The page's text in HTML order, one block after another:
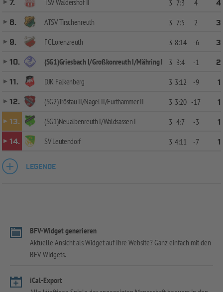
7.
3 7:3 4
4
8.
ATSV Tirschenreuth 3 7:5 2
3
9.
FC Lorenzreuth 3 8:14 -6
3
10.
(SG1)Griesbach I/Großkonreuth I/Mähring I 3 3:4 -1
2
11.
DJK Falkenberg 3 3:12 -9
1
12.
(SG2)Tröstau II/Nagel II/Furthammer II 3 3:20 -17
1
13.
(SG1)Neualbenreuth I/Waldsassen I 3 4:7 -3
1
14.
SV Leutendorf 3 4:11 -7 1
LEGENDE
BFV-Widget generieren
Aktuelle Ansicht als Widget auf Ihre Website? Ganz einfach mit den
BFV-Widgets.
iCal-Export